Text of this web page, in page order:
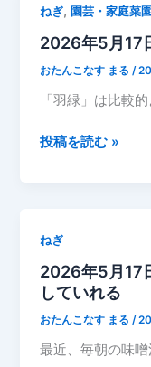
く
か
な
り
き
き
ま
し
た
日
ね
ぎ
録
て
ッ
ト
し
た
ねぎ, 園芸・家庭
2026年5月
おたんこなす まる/
「羽緑」は比較
2026
日
ね
ぎ
成
記
投稿を読む »
ねぎ
2026年5月
していれる
おたんこなす まる/
最近、毎朝の味